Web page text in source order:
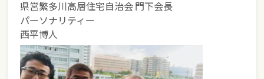
県営繁多川高層住宅自治会 門下会長
パーソナリティー
西平博人